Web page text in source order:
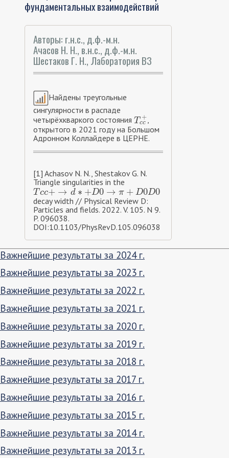
фундаментальных взаимодействий
Авторы: г.н.с., д.ф.-м.н.
Ачасов Н. Н., в.н.с., д.ф.-м.н.
Шестаков Г. Н., Лаборатория В3
Найдены треугольные
сингулярности в распаде
четырёхкваркого состояния T +
cc
Tcc+,
открытого в 2021 году на Большом
Адронном Коллайдере в ЦЕРНЕ.
[1] Achasov N. N., Shestakov G. N.
Triangle singularities in the
T cc+ → d ∗ +D0 → π + D0D0
Tcc+→ d∗ +D 0 →π+D 0D 0
decay width // Physical Review D:
Particles and fields. 2022. V. 105. N 9.
P. 096038.
DOI:10.1103/PhysRevD.105.096038
Важнейшие результаты за 2024 г.
Важнейшие результаты за 2023 г.
Важнейшие результаты за 2022 г.
Важнейшие результаты за 2021 г.
Важнейшие результаты за 2020 г.
Важнейшие результаты за 2019 г.
Важнейшие результаты за 2018 г.
Важнейшие результаты за 2017 г.
Важнейшие результаты за 2016 г.
Важнейшие результаты за 2015 г.
Важнейшие результаты за 2014 г.
Важнейшие результаты за 2013 г.